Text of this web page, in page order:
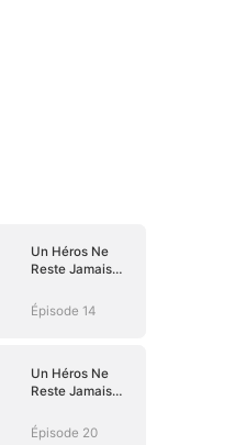
Un Héros Ne
Reste Jamais
Épisode 14
Un Héros Ne
Reste Jamais
Épisode 20